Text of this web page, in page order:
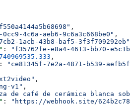
,
0cc9-4c6a-aeb6-9c6a3c668be0" ,
1acb-43b8-baf5-3f3f709292eb"
:
"f35762fe-e8a4-4613-bb70-
,
:
"ce81345f-7e2a-4871-b539-
,
v1" ,
de café de cerámica blanca
:
"https://webhook.site/624b2c78-